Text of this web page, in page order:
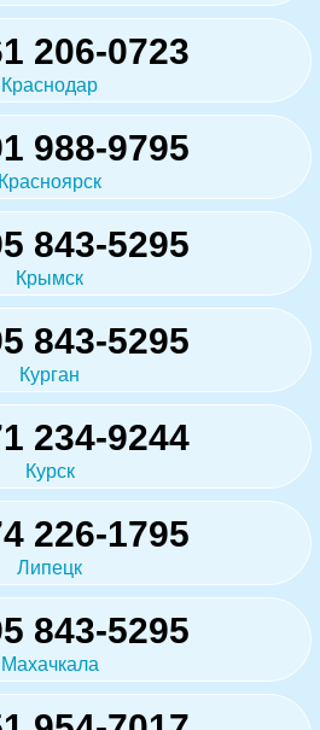
206-0723
Краснодар
988-9795
Красноярск
843-5295
Крымск
843-5295
Курган
234-9244
Курск
226-1795
Липецк
843-5295
Махачкала